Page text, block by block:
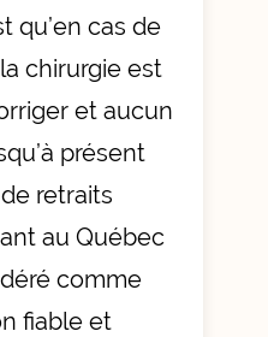
qu’en cas de
chirurgie est
et aucun
présent
retraits
au Québec
comme
fiable et